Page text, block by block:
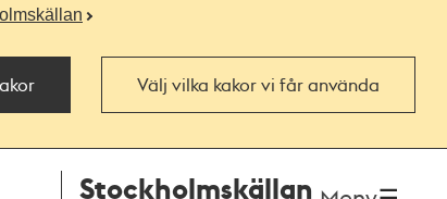
Välj vilka kakor vi får använda
Stockholmskällan